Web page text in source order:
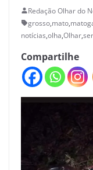
Redação Olhar do
grosso,mato,
notícias,olha,Olhar,
Compartilhe